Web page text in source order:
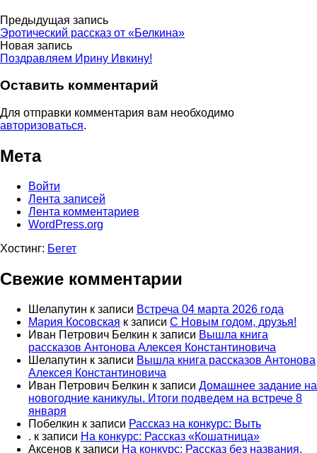
Предыдущая запись
Эротический рассказ от «Белкина»
Новая запись
Поздравляем Ирину Ивкину!
Оставить комментарий
Для отправки комментария вам необходимо
авторизоваться.
Мета
Войти
Лента записей
Лента комментариев
WordPress.org
Хостинг: Бегет
Свежие комментарии
Шелапутин к записи Встреча 04 марта 2026 года
Мария Косовская к записи С Новым годом, друзья!
Иван Петрович Белкин к записи Вышла книга
рассказов Антонова Алексея Константиновича
Шелапутин к записи Вышла книга рассказов Антонова
Алексея Константиновича
Иван Петрович Белкин к записи Домашнее задание на
новогодние каникулы. Итоги подведем на встрече 8
января
Побелкин к записи Рассказ на конкурс: Выть
. к записи На конкурс: Рассказ «Кошатница»
Аксенов к записи На конкурс: Рассказ без названия.